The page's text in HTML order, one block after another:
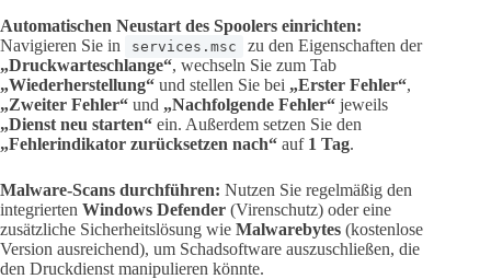
Automatischen Neustart des Spoolers einrichten:
Navigieren Sie in
services.msc
zu den Eigenschaften der
„Druckwarteschlange“, wechseln Sie zum Tab
„Wiederherstellung“ und stellen Sie bei „Erster Fehler“,
„Zweiter Fehler“ und „Nachfolgende Fehler“ jeweils
„Dienst neu starten“ ein. Außerdem setzen Sie den
„Fehlerindikator zurücksetzen nach“ auf 1 Tag.
Malware-Scans durchführen: Nutzen Sie regelmäßig den
integrierten Windows Defender (Virenschutz) oder eine
zusätzliche Sicherheitslösung wie Malwarebytes (kostenlose
Version ausreichend), um Schadsoftware auszuschließen, die
den Druckdienst manipulieren könnte.